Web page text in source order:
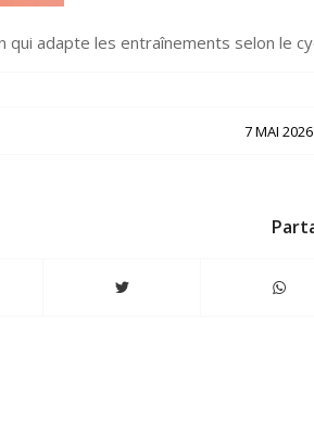
qui adapte les entraînements selon le
7 MAI 2026
/